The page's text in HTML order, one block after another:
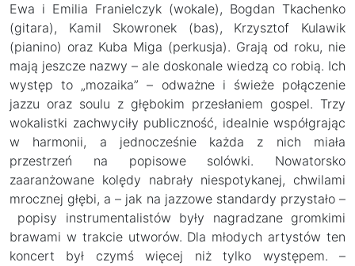
Ewa i Emilia Franielczyk (wokale), Bogdan Tkachenko
(gitara), Kamil Skowronek (bas), Krzysztof Kulawik
(pianino) oraz Kuba Miga (perkusja). Grają od roku, nie
mają jeszcze nazwy – ale doskonale wiedzą co robią. Ich
występ to „mozaika” – odważne i świeże połączenie
jazzu oraz soulu z głębokim przesłaniem gospel. Trzy
wokalistki zachwyciły publiczność, idealnie współgrając
w harmonii, a jednocześnie każda z nich miała
przestrzeń na popisowe solówki. Nowatorsko
zaaranżowane kolędy nabrały niespotykanej, chwilami
mrocznej głębi, a – jak na jazzowe standardy przystało –
popisy instrumentalistów były nagradzane gromkimi
brawami w trakcie utworów. Dla młodych artystów ten
koncert był czymś więcej niż tylko występem. –